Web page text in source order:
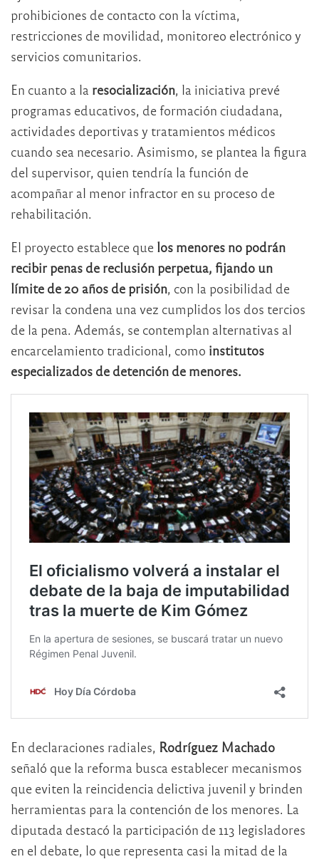
prohibiciones de contacto con la víctima,
restricciones de movilidad, monitoreo electrónico y
servicios comunitarios.
En cuanto a la resocialización , la iniciativa prevé
programas educativos, de formación ciudadana,
actividades deportivas y tratamientos médicos
cuando sea necesario. Asimismo, se plantea la figura
del supervisor, quien tendría la función de
acompañar al menor infractor en su proceso de
rehabilitación.
El proyecto establece que los menores no podrán
recibir penas de reclusión perpetua, fijando un
límite de 20 años de prisión , con la posibilidad de
revisar la condena una vez cumplidos los dos tercios
de la pena. Además, se contemplan alternativas al
encarcelamiento tradicional, como institutos
especializados de detención de menores.
En declaraciones radiales, Rodríguez Machado
señaló que la reforma busca establecer mecanismos
que eviten la reincidencia delictiva juvenil y brinden
herramientas para la contención de los menores. La
diputada destacó la participación de 113 legisladores
en el debate, lo que representa casi la mitad de la